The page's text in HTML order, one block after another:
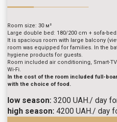
Room size: 30 м²
Large double bed: 180/200 cm + sofa-bed.
It is spacious room with large balcony
room was equipped for families. In the
hygiene products for guests.
Room included air conditioning, Smart-
Wi-Fi.
In the cost of the room included full-
with the choice of food.
low season: 3200 UAH./ day
high season: 4200 UAH./ day